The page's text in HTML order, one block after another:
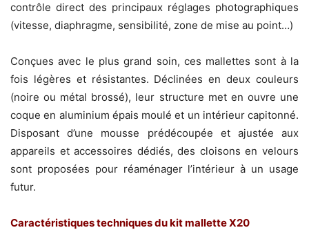
contrôle direct des principaux réglages photographiques
(vitesse, diaphragme, sensibilité, zone de mise au point…)
Conçues avec le plus grand soin, ces mallettes sont à la
fois légères et résistantes. Déclinées en deux couleurs
(noire ou métal brossé), leur structure met en ouvre une
coque en aluminium épais moulé et un intérieur capitonné.
Disposant d’une mousse prédécoupée et ajustée aux
appareils et accessoires dédiés, des cloisons en velours
sont proposées pour réaménager l’intérieur à un usage
futur.
Caractéristiques techniques du kit mallette X20